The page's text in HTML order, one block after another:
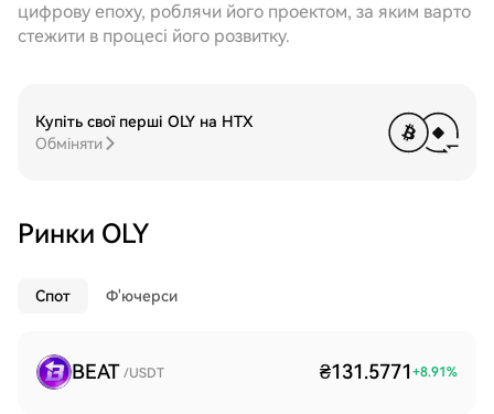
цифрову епоху, роблячи його проектом, за яким варто
стежити в процесі його розвитку.
Купіть свої перші OLY на HTX
Обміняти
Ринки OLY
Спот Ф'ючерси
BEAT /USDT ₴131.5771 +8.91%